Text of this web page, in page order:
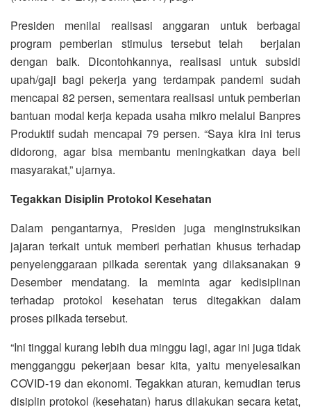
Presiden menilai realisasi anggaran untuk berbagai
program pemberian stimulus tersebut telah berjalan
dengan baik. Dicontohkannya, realisasi untuk subsidi
upah/gaji bagi pekerja yang terdampak pandemi sudah
mencapai 82 persen, sementara realisasi untuk pemberian
bantuan modal kerja kepada usaha mikro melalui Banpres
Produktif sudah mencapai 79 persen. “Saya kira ini terus
didorong, agar bisa membantu meningkatkan daya beli
masyarakat,” ujarnya.
Tegakkan Disiplin Protokol Kesehatan
Dalam pengantarnya, Presiden juga menginstruksikan
jajaran terkait untuk memberi perhatian khusus terhadap
penyelenggaraan pilkada serentak yang dilaksanakan 9
Desember mendatang. Ia meminta agar kedisiplinan
terhadap protokol kesehatan terus ditegakkan dalam
proses pilkada tersebut.
“Ini tinggal kurang lebih dua minggu lagi, agar ini juga tidak
mengganggu pekerjaan besar kita, yaitu menyelesaikan
COVID-19 dan ekonomi. Tegakkan aturan, kemudian terus
disiplin protokol (kesehatan) harus dilakukan secara ketat,